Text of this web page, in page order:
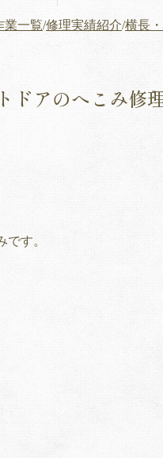
業一覧/修理実績紹介/横長
ドアのへこみ修
す。